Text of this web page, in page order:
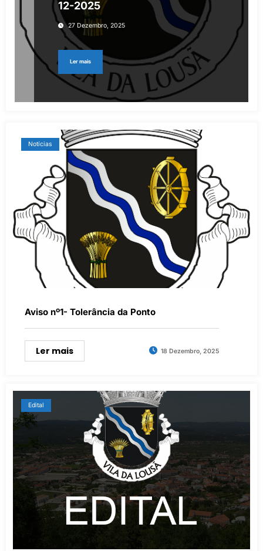
12-2025
27 Dezembro, 2025
Ler mais
Notícias
Aviso nº1- Tolerância da Ponto
Ler mais 18 Dezembro, 2025
Edital